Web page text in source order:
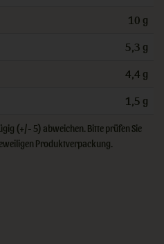
10 g
5,3 g
4,4 g
1,5 g
(+/- 5) abweichen. Bitte prüfen Sie
Produktverpackung.